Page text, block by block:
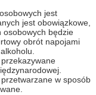
jest
jest obowiązkowe,
osobowych będzie
obrót napojami
w sposób